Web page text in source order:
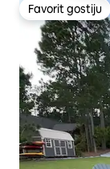
Favorit gostiju
Favorit gostiju